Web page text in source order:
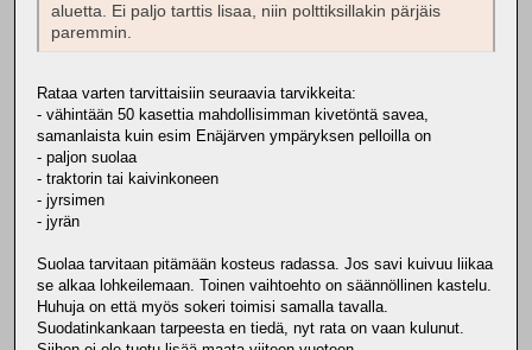
aluetta. Ei paljo tarttis lisaa, niin polttiksillakin pärjäis
paremmin.
Rataa varten tarvittaisiin seuraavia tarvikkeita:
- vähintään 50 kasettia mahdollisimman kivetöntä savea,
samanlaista kuin esim Enäjärven ympäryksen pelloilla on
- paljon suolaa
- traktorin tai kaivinkoneen
- jyrsimen
- jyrän
Suolaa tarvitaan pitämään kosteus radassa. Jos savi kuivuu liikaa
se alkaa lohkeilemaan. Toinen vaihtoehto on säännöllinen kastelu.
Huhuja on että myös sokeri toimisi samalla tavalla.
Suodatinkankaan tarpeesta en tiedä, nyt rata on vaan kulunut.